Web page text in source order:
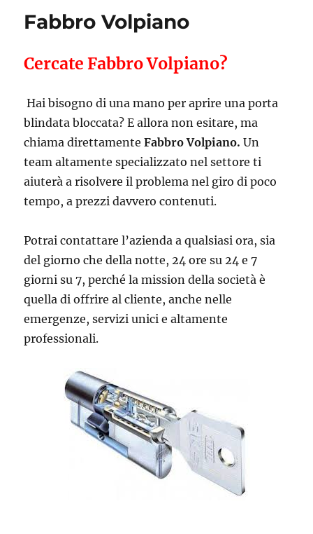
Fabbro Volpiano
Cercate Fabbro Volpiano?
Hai bisogno di una mano per aprire una porta
blindata bloccata? E allora non esitare, ma
chiama direttamenteFabbro Volpiano.Un
team altamente specializzato nel settore ti
aiuterà a risolvere il problema nel giro di poco
tempo, a prezzi davvero contenuti.
Potrai contattare l’azienda a qualsiasi ora, sia
del giorno che della notte, 24 ore su 24 e 7
giorni su 7, perché la mission della società è
quella di offrire al cliente, anche nelle
emergenze, servizi unici e altamente
professionali.